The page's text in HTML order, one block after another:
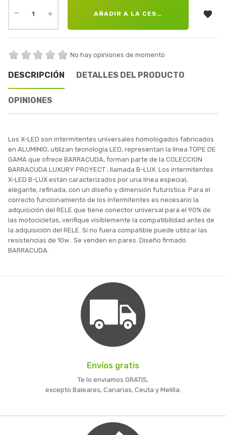
AÑADIR A LA CESTA 
No hay opiniones de momento
DESCRIPCIÓN DETALLES DEL PRODUCTO
OPINIONES
Los X-LED son intermitentes universales homologados fabricados
en ALUMINIO, utilizan tecnología LED, representan la linea TOPE DE
GAMA que ofrece BARRACUDA, forman parte de la COLECCION
BARRACUDA LUXURY PROYECT , llamada B-LUX. Los intermitentes
X-LED B-LUX están caracterizados por una línea especial,
elegante, refinada, con un diseño y dimensión futuristica. Para el
correcto funcionamiento de los intermitentes es necesario la
adquisición del RELE que tiene conector universal para el 90% de
las motocicletas, verifique visiblemente la compatibilidad antes de
la adquisición del RELE. Si no fuera compatible puede utilizar las
resistencias de 10w . Se venden en pares. Diseño firmado
BARRACUDA.
Envíos gratis
Te lo enviamos GRATIS,
excepto Baleares, Canarias, Ceuta y Melilla.